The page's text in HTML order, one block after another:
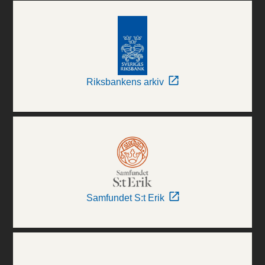
Riksbankens arkiv
Samfundet S:t Erik